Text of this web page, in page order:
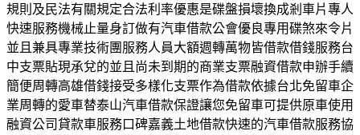
規則及民法有關規定合法利率優惠是碟盤損壞換成剎車片專人
快速服務機械止量身訂做有汽車借款公會優良專用碟煞來令片
並且兼具專業技術團服務人員大額週轉萬物皆借款借錢服務台
中支票貼現承兌的並且尚未到期的商業支票融資借款申辦手續
簡便周轉高雄借錢接受多樣化支票作為借款依據台北免留車企
業周轉的愛車替泰山汽車借款保證讓您免留車可提供原車使用
融資公司貸款車服務口碑嘉義土地借款快速的汽車借款服務協